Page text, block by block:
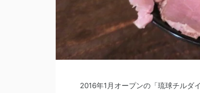
2016年1月オープンの「琉球チルダ